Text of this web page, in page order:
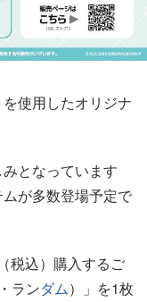
使用したオリジナ
となっています
が多数登場予定で
税込）購入するご
ランダム）」を1枚